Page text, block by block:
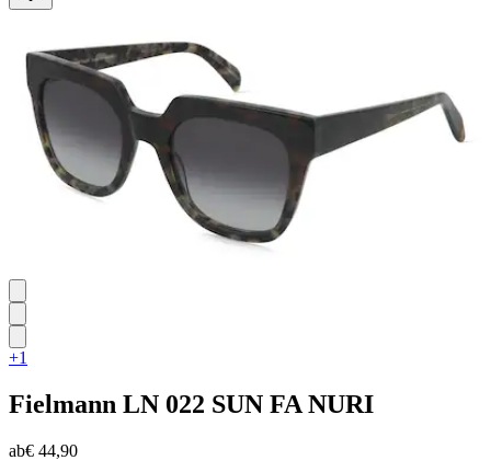
Sternen.
+1
Fielmann LN 022 SUN FA NURI
ab€ 44,90